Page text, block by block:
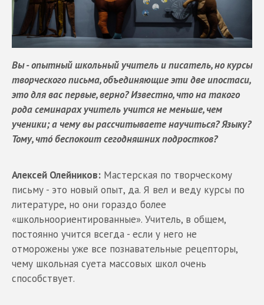
Вы - опытный школьный учитель и писатель, но курсы
творческого письма, объединяющие эти две ипостаси,
это для вас первые, верно? Известно, что на такого
рода семинарах учитель учится не меньше, чем
ученики; а чему вы рассчитываете научиться? Языку?
Тому, чтó беспокоит сегодняшних подростков?
Алексей Олейников: Мастерская по творческому
письму - это новый опыт, да. Я вел и веду курсы по
литературе, но они гораздо более
«школьноориентированные». Учитель, в общем,
постоянно учится всегда - если у него не
отморожены уже все познавательные рецепторы,
чему школьная суета массовых школ очень
способствует.